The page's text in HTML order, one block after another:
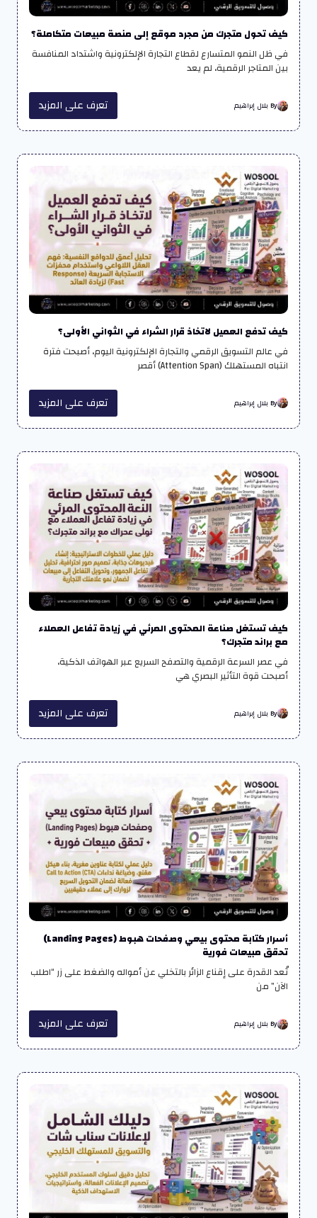
كيف تحول متجرك من مجرد موقع إلى منصة مبيعات متكاملة؟
في ظل النمو المتسارع لقطاع التجارة الإلكترونية واشتداد المنافسة
بين المتاجر الرقمية، لم يعد
By بلال إبراهيم تعرف على المزيد
كيف تدفع العميل لاتخاذ قرار الشراء في الثواني الأولى؟
في عالم التسويق الرقمي والتجارة الإلكترونية اليوم، أصبحت فترة
انتباه المستهلك (Attention Span) أقصر
By بلال إبراهيم تعرف على المزيد
كيف تستغل صناعة المحتوى المرئي في زيادة تفاعل العملاء
مع براند متجرك؟
في عصر السرعة الرقمية والتصفح السريع عبر الهواتف الذكية،
أصبحت قوة التأثير البصري هي
By بلال إبراهيم تعرف على المزيد
أسرار كتابة محتوى بيعي وصفحات هبوط (Landing Pages)
تحقق مبيعات فورية
تُعد القدرة على إقناع الزائر بالتخلي عن أمواله والضغط على زر “اطلب
الآن” من
By بلال إبراهيم تعرف على المزيد